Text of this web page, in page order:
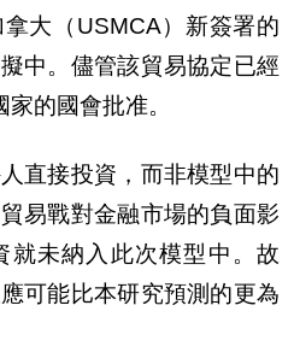
大（ USMCA）新簽署的
中。儘管該貿易協定已經
家的國會批准。
直接投資，而非模型中的
易戰對金融市場的負面影
就未納入此次模型中。故
可能比本研究預測的更為